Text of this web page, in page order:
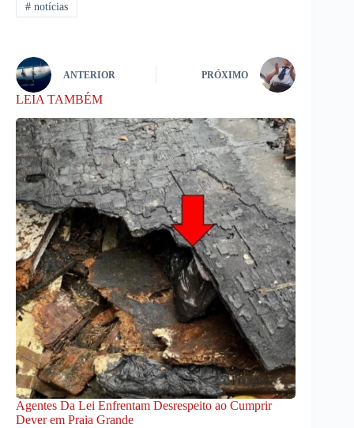
#notícias
ANTERIOR PRÓXIMO
LEIA TAMBÉM
Agentes Da Lei Enfrentam Desrespeito ao Cumprir
Dever em Praia Grande